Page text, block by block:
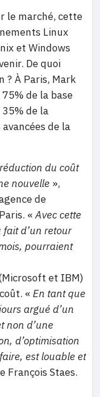
le marché, cette
Linux
et Windows
De quoi
? À Paris, Mark
de la base
de la
de la
du coût
nouvelle »,
de
«Avec cette
d’un retour
pourraient
et IBM)
« En tant que
argué d’un
non d’une
d’optimisation
est louable et
François Staes.